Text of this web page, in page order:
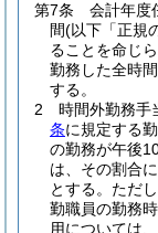
第7条
会計年度
間(以下「正規
ることを命じ
勤務した全時
する。
2
時間外勤務手
条に規定する
の勤務が午後
は、その割合
とする。 ただ
勤職員の勤務
用については